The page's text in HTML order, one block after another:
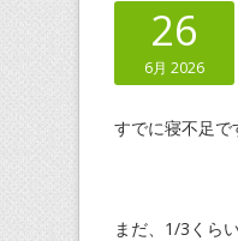
26
6月 2026
すでに寝不足で
まだ、1/3くら